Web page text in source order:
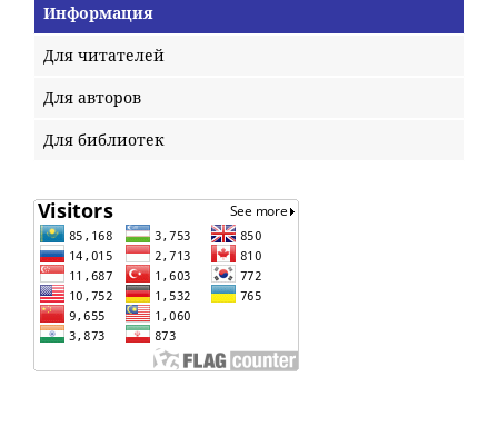
Информация
Для читателей
Для авторов
Для библиотек